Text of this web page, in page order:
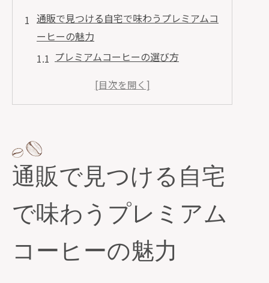
通販で見つける自宅で味わうプレミアムコ
ーヒーの魅力
プレミアムコーヒーの選び方
産地別のコーヒーの特徴
厳選された通販コーヒーで自宅カフェを満
自宅カフェに必要なアイテム
ドリップコーヒーの淹れ方
エスプレッソの楽しみ方
通販で見つける自宅
で味わうプレミアム
コーヒーの魅力